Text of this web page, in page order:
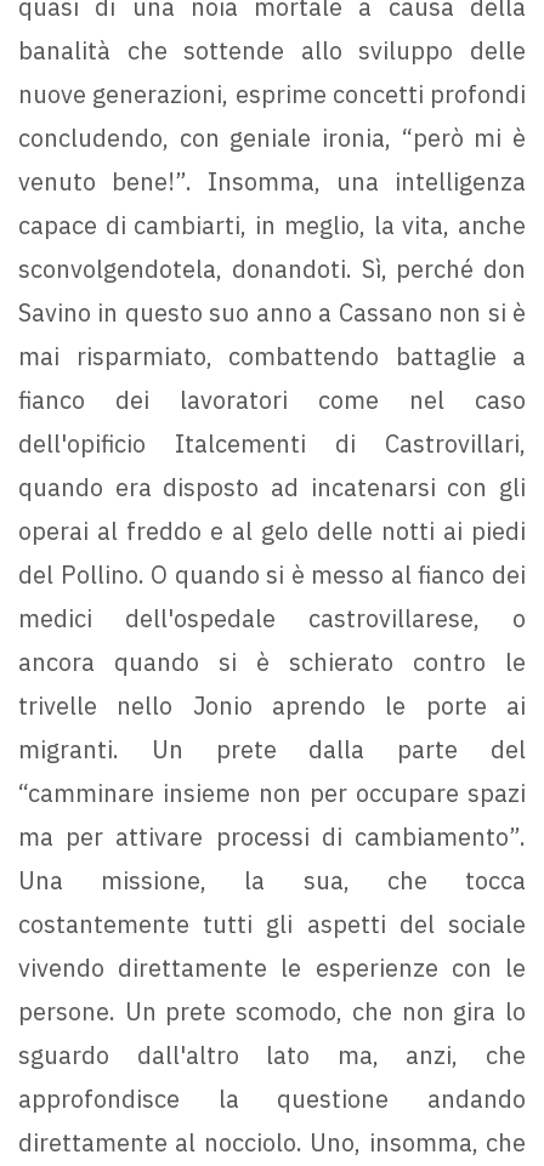
banalità che sottende allo sviluppo delle
nuove generazioni, esprime concetti profondi
concludendo, con geniale ironia, “però mi è
venuto bene!”. Insomma, una intelligenza
capace di cambiarti, in meglio, la vita, anche
sconvolgendotela, donandoti. Sì, perché don
Savino in questo suo anno a Cassano non si è
mai risparmiato, combattendo battaglie a
fianco dei lavoratori come nel caso
dell'opificio Italcementi di Castrovillari,
quando era disposto ad incatenarsi con gli
operai al freddo e al gelo delle notti ai piedi
del Pollino. O quando si è messo al fianco dei
medici dell'ospedale castrovillarese, o
ancora quando si è schierato contro le
trivelle nello Jonio aprendo le porte ai
migranti. Un prete dalla parte del
“camminare insieme non per occupare spazi
ma per attivare processi di cambiamento”.
Una missione, la sua, che tocca
costantemente tutti gli aspetti del sociale
vivendo direttamente le esperienze con le
persone. Un prete scomodo, che non gira lo
sguardo dall'altro lato ma, anzi, che
approfondisce la questione andando
direttamente al nocciolo. Uno, insomma, che